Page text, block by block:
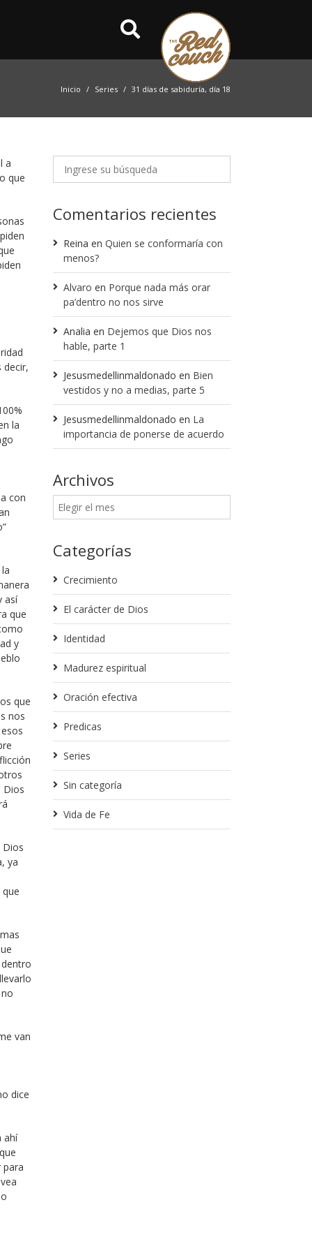
Inicio Series 31 días de sabiduría, día 18
a
que
decir,
la
con
así
que
y
que
nos
Dios
Dios
ya
van
dice
ahí
para
Comentarios recientes
Reina en Quien se conformaría con
menos?
Alvaro en Porque nada más orar
pa’dentro no nos sirve
Analia en Dejemos que Dios nos
hable, parte 1
Jesusmedellinmaldonado en Bien
vestidos y no a medias, parte 5
Jesusmedellinmaldonado en La
importancia de ponerse de acuerdo
Archivos
Categorías
Crecimiento
El carácter de Dios
Identidad
Madurez espiritual
Oración efectiva
Predicas
Series
Sin categoría
Vida de Fe